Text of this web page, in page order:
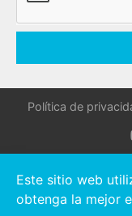
Política de
Este sitio web
obtenga la mejor